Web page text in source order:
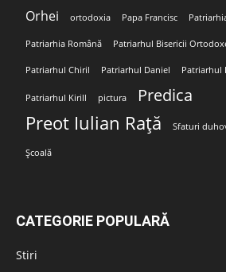
Orhei ortodoxia Papa Francisc
Patriarhia Română Patriarhul Bisericii
Patriarhul Chiril Patriarhul Daniel Patriarhul
Patriarhul Kirill pictura Predica
Preot Iulian Rață Sfaturi
Școală
CATEGORIE POPULARĂ
Stiri